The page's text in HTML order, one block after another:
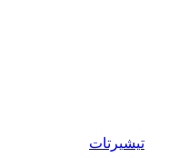
تيشيرتات